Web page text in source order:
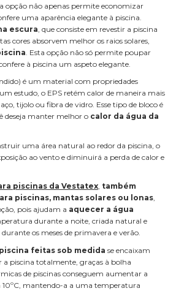
opção não apenas permite economizar
uma aparência elegante à piscina.
escura , que consiste em revestir a piscina
cores absorvem melhor os raios solares,
. Esta opção não só permite poupar
à piscina um aspeto elegante.
é um material com propriedades
estudo, o EPS retém calor de maneira mais
tijolo ou fibra de vidro. Esse tipo de bloco é
deseja manter melhor o calor da água da
uma área natural ao redor da piscina, o
ao vento e diminuirá a perda de calor e
piscinas da Vestatex, também
piscinas, mantas solares ou lonas,
pois ajudam a aquecer a água
durante a noite, criada natural e
os meses de primavera e verão.
feitas sob medida se encaixam
piscina totalmente, graças à bolha
de piscinas conseguem aumentar a
mantendo-a a uma temperatura